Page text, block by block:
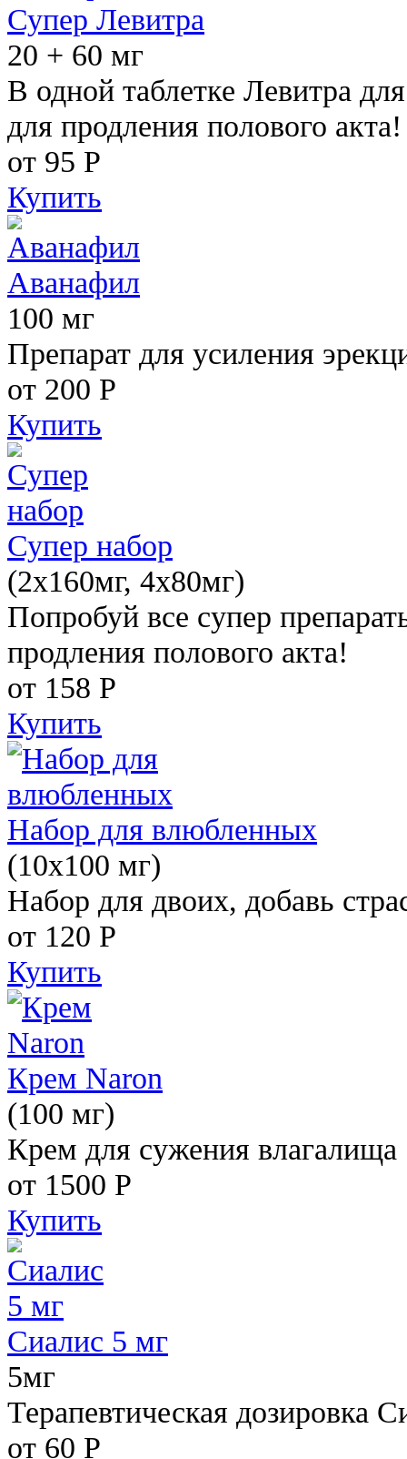
Супер Левитра
20 + 60 мг
В одной таблетке Левитра
для продления полового акта!
от 95 Р
Купить
Аванафил
100 мг
Препарат для усиления
от 200 Р
Купить
Супер набор
(2х160мг, 4х80мг)
Попробуй все супер
продления полового акта!
от 158 Р
Купить
Набор для влюбленных
(10х100 мг)
Набор для двоих, добавь
от 120 Р
Купить
Крем Naron
(100 мг)
Крем для сужения влагалища
от 1500 Р
Купить
Сиалис 5 мг
5мг
Терапевтическая дозировка
от 60 Р